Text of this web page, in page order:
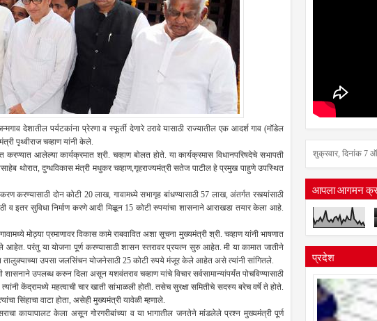
देशातील पर्यटकांना प्रेरणा व स्फूर्ती देणारे ठरावे यासाठी राज्यातील एक आदर्श गाव (मॉडेल
पृथ्वीराज चव्हाण यांनी केले.
करण्यात आलेल्या कार्यक्रमात श्री. चव्हाण बोलत होते. या कार्यक्रमास विधानपरिषदेचे सभापती
थोरात, दुग्धविकास मंत्री मधुकर चव्हाण,गृहराज्यमंत्री सतेज पाटील हे प्रमुख पाहुणे उपस्थित
करण्यासाठी दोन कोटी 20 लाख, गावामध्ये सभागृह बांधण्यासाठी 57 लाख, अंतर्गत रस्त्यांसाठी
व इतर सुविधा निर्माण करणे आदी मिळून 15 कोटी रुपयांचा शासनाने आराखडा तयार केला आहे.
मोठ्या प्रमाणावर विकास कामे राबवावित अशा सूचना मुख्यमंत्री श्री. चव्हाण यांनी भाषणात
परंतु या योजना पूर्ण करण्यासाठी शासन स्तरावर प्रयत्न सुरु आहेत. मी या कामात जातीने
तालुक्याच्या उपसा जलसिंचन योजनेसाठी 25 कोटी रुपये मंजूर केले आहेत असे त्यांनी सांगितले.
उपलब्ध करुन दिला असून यशवंतराव चव्हाण यांचे विचार सर्वसामान्यांपर्यंत पोचविण्यासाठी
केंद्रामध्ये महत्वाची चार खाती सांभाळली होती. तसेच सुरक्षा समितीचे सदस्य बरेच वर्षे ते होते.
सिंहाचा वाटा होता, असेही मुख्यमंत्री यावेळी म्हणाले.
कायापालट केला असून गोरगरीबांच्या व या भागातील जनतेने मांडलेले प्रश्न मुख्यमंत्री पूर्ण
शुक्रवार, दिनांक 7
आपला आगमन
प्रदेश